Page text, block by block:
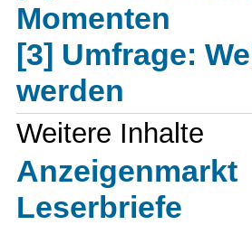
Momenten
[3] Umfrage:
werden
Weitere Inhalte
Anzeigenmarkt
Leserbriefe